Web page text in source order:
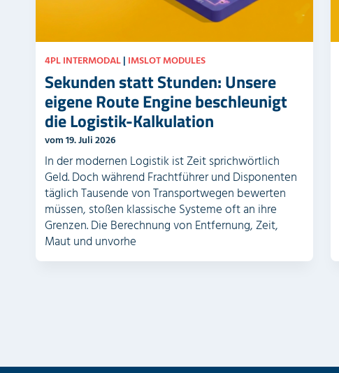
4PL INTERMODAL| IMSLOT MODULES
Sekunden statt Stunden: Unsere
eigene Route Engine beschleunigt
die Logistik-Kalkulation
vom 19. Juli 2026
In der modernen Logistik ist Zeit sprichwörtlich
Geld. Doch während Frachtführer und Disponenten
täglich Tausende von Transportwegen bewerten
müssen, stoßen klassische Systeme oft an ihre
Grenzen. Die Berechnung von Entfernung, Zeit,
Maut und unvorhe